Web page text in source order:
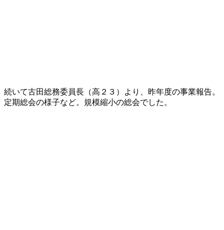
続いて古田総務委員長（高２３）より、昨年度の事業報告。
定期総会の様子など。規模縮小の総会でした。